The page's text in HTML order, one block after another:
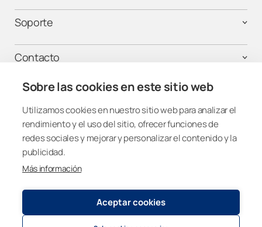
Sobre las cookies en este sitio web
Utilizamos cookies en nuestro sitio web para analizar el
rendimiento y el uso del sitio, ofrecer funciones de
redes sociales y mejorar y personalizar el contenido y la
publicidad.
Más información
Aceptar cookies
Soporte
Contacto
¡Mantente conectado!
Spain
Política de privacidad y cookies